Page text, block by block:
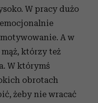
W pracy dużo
A w
którzy też
W którymś
obrotach
żeby nie wracać